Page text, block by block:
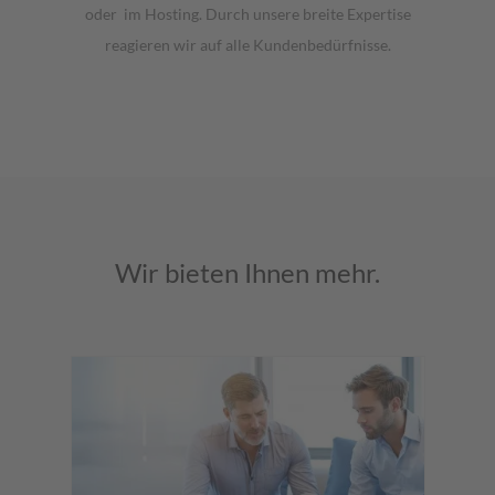
oder im Hosting. Durch unsere breite Expertise
reagieren wir auf alle Kundenbedürfnisse.
Wir bieten Ihnen mehr.